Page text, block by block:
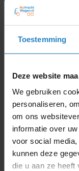
Toestemming
Deze website
We gebruiken
personaliseren,
om ons
informatie over
voor social
kunnen deze
die u aan ze heeft
Volg onze
week gehaald.